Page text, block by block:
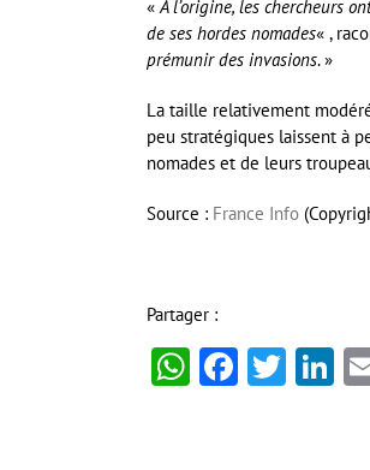
«À l’origine, les chercheurs
de ses hordes nomades« ,
prémunir des invasions. »
La taille relativement
peu stratégiques laissent à
nomades et de leurs
Source : France Info
Partager :
WhatsApp